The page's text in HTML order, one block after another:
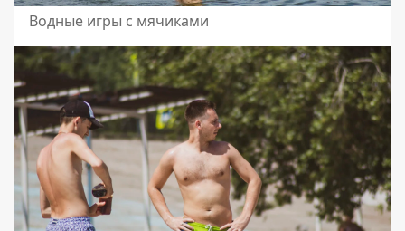
Водные игры с мячиками